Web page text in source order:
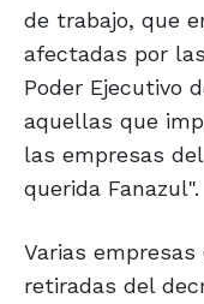
de trabajo, que
afectadas por
Poder Ejecutivo
aquellas que
las empresas
querida Fanazul".
Varias
retiradas del